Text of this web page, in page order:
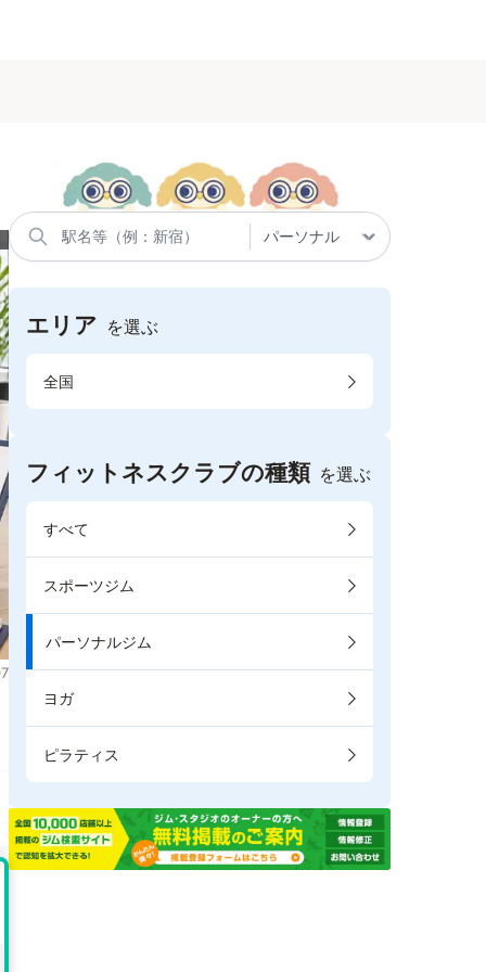
エリア を選ぶ
全国
フィットネスクラブの種類 を選ぶ
すべて
スポーツジム
パーソナルジム
ヨガ
ピラティス